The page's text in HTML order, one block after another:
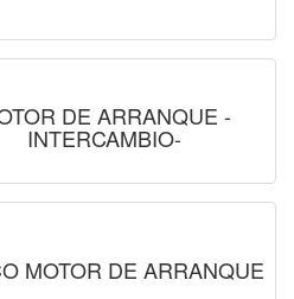
DE ARRANQUE -
INTERCAMBIO-
MOTOR DE ARRANQUE